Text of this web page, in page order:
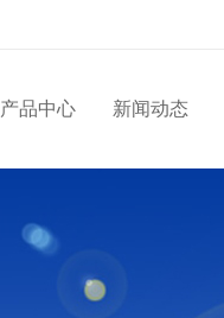
产品中心 新闻动态